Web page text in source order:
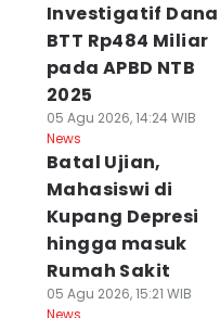
Investigatif Dana
BTT Rp484 Miliar
pada APBD NTB
2025
05 Agu 2026, 14:24 WIB
News
Batal Ujian,
Mahasiswi di
Kupang Depresi
hingga masuk
Rumah Sakit
05 Agu 2026, 15:21 WIB
News